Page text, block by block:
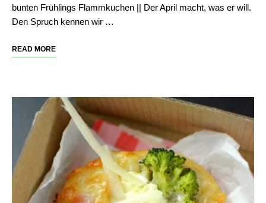
bunten Frühlings Flammkuchen || Der April macht, was er will.
Den Spruch kennen wir …
READ MORE